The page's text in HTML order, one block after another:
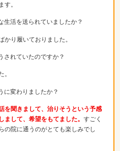
す。
生活を送られていましたか？
り履いておりました。
されていたのですか？
。
に変わりましたか？
を聞きまして、治りそうという予感
まして、希望をもてました。 すごく
の院に通うのがとても楽しみでし